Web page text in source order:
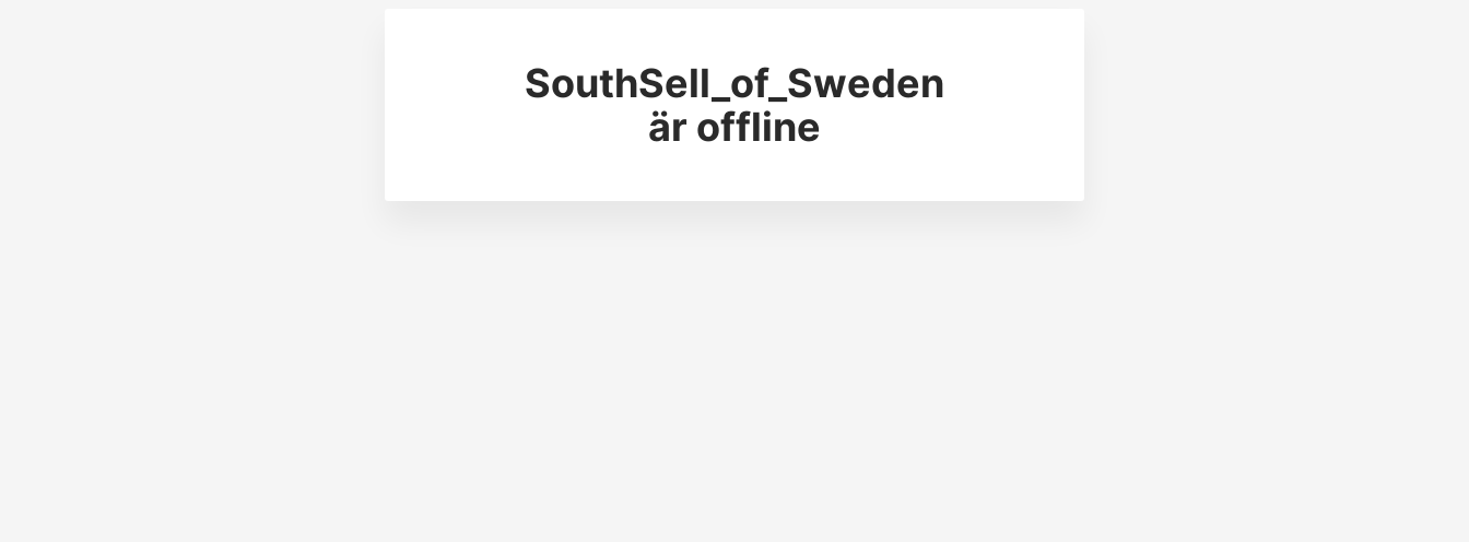
SouthSell_of_Sweden
är offline